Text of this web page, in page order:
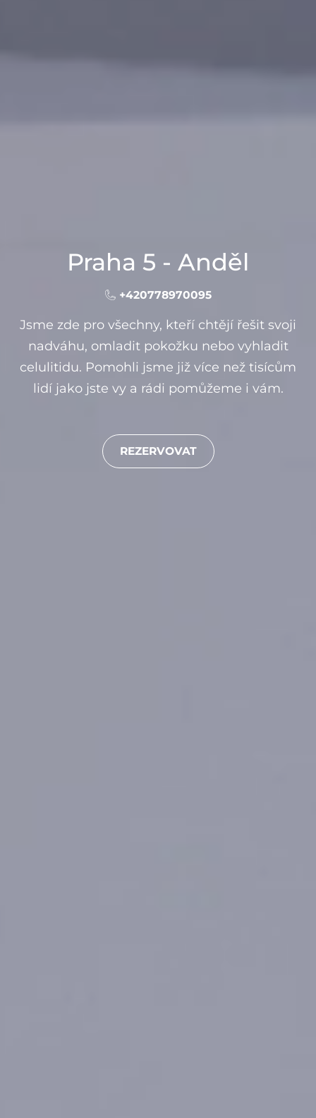
Praha 5 - Anděl
+420778970095
Jsme zde pro všechny, kteří chtějí řešit svoji
nadváhu, omladit pokožku nebo vyhladit
celulitidu. Pomohli jsme již více než tisícům
lidí jako jste vy a rádi pomůžeme i vám.
REZERVOVAT